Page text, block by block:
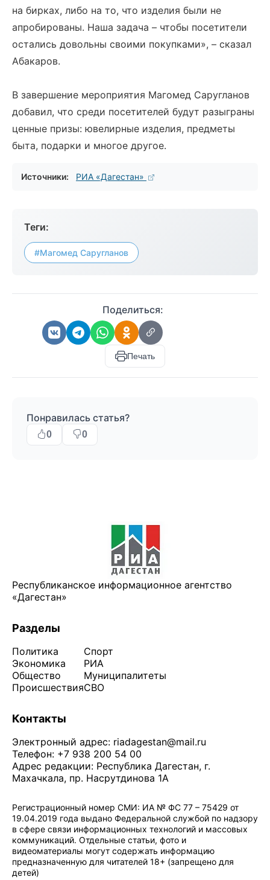
на бирках, либо на то, что изделия были не
апробированы. Наша задача – чтобы посетители
остались довольны своими покупками», – сказал
Абакаров.
В завершение мероприятия Магомед Саругланов
добавил, что среди посетителей будут разыграны
ценные призы: ювелирные изделия, предметы
быта, подарки и многое другое.
Источники: РИА «Дагестан»
Теги:
#Магомед Саругланов
Поделиться:
Печать
Понравилась статья?
0 0
Республиканское информационное агентство
«Дагестан»
Разделы
Политика
Экономика
Общество
Происшествия
Спорт
РИА
Муниципалитеты
СВО
Контакты
Электронный адрес: riadagestan@mail.ru
Телефон: +7 938 200 54 00
Адрес редакции: Республика Дагестан, г.
Махачкала, пр. Насрутдинова 1А
Регистрационный номер СМИ: ИА № ФС 77 – 75429 от
19.04.2019 года выдано Федеральной службой по надзору
в сфере связи информационных технологий и массовых
коммуникаций. Отдельные статьи, фото и
видеоматериалы могут содержать информацию
предназначенную для читателей 18+ (запрещено для
детей)